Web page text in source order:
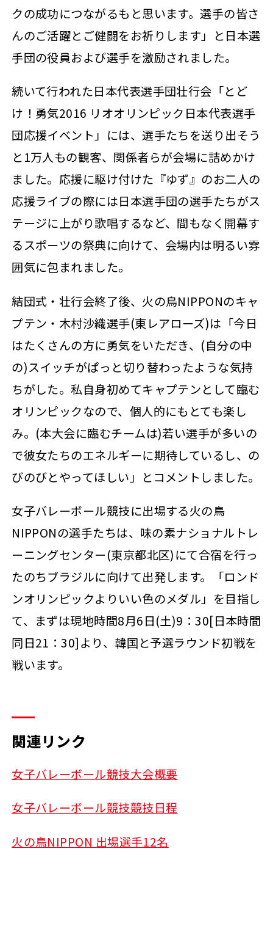
クの成功につながるもと思います。選手の皆さ
んのご活躍とご健闘をお祈りします」と日本選
手団の役員および選手を激励されました。
続いて行われた日本代表選手団壮行会「とど
け！勇気2016 リオオリンピック日本代表選手
団応援イベント」には、選手たちを送り出そう
と1万人もの観客、関係者らが会場に詰めかけ
ました。応援に駆け付けた『ゆず』のお二人の
応援ライブの際には日本選手団の選手たちがス
テージに上がり歌唱するなど、間もなく開幕す
るスポーツの祭典に向けて、会場内は明るい雰
囲気に包まれました。
結団式・壮行会終了後、火の鳥NIPPONのキャ
プテン・木村沙織選手(東レアローズ)は「今日
はたくさんの方に勇気をいただき、(自分の中
の)スイッチがぱっと切り替わったような気持
ちがした。私自身初めてキャプテンとして臨む
オリンピックなので、個人的にもとても楽し
み。(本大会に臨むチームは)若い選手が多いの
で彼女たちのエネルギーに期待しているし、の
びのびとやってほしい」とコメントしました。
女子バレーボール競技に出場する火の鳥
NIPPONの選手たちは、味の素ナショナルトレ
ーニングセンター(東京都北区)にて合宿を行っ
たのちブラジルに向けて出発します。「ロンド
ンオリンピックよりいい色のメダル」を目指し
て、まずは現地時間8月6日(土)9：30[日本時間
同日21：30]より、韓国と予選ラウンド初戦を
戦います。
関連リンク
女子バレーボール競技大会概要
女子バレーボール競技競技日程
火の鳥NIPPON 出場選手12名